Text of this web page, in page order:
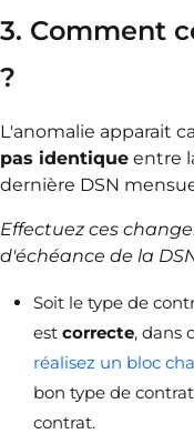
3. Comment
?
L'anomalie apparait
pas identique entre
dernière DSN
Effectuez ces
d'échéance de la
Soit le type de
est correcte, dans
réalisez un bloc
bon type de
contrat.